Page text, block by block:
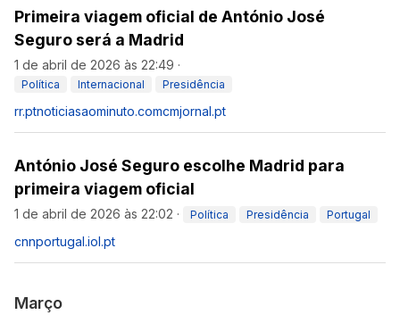
Primeira viagem oficial de António José
Seguro será a Madrid
1 de abril de 2026 às 22:49 ·
Política Internacional Presidência
rr.ptnoticiasaominuto.comcmjornal.pt
António José Seguro escolhe Madrid para
primeira viagem oficial
1 de abril de 2026 às 22:02 · Política Presidência Portugal
cnnportugal.iol.pt
Março